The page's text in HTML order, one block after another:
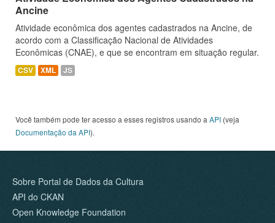
Ancine
Atividade econômica dos agentes cadastrados na Ancine, de
acordo com a Classificação Nacional de Atividades
Econômicas (CNAE), e que se encontram em situação regular.
CSV XML JS
Você também pode ter acesso a esses registros usando a API (veja
Documentação da API).
Sobre Portal de Dados da Cultura
API do CKAN
Open Knowledge Foundation